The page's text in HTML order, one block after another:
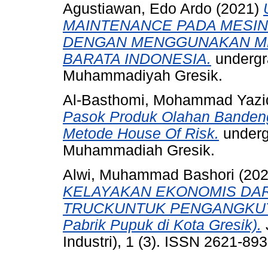
Agustiawan, Edo Ardo (2021)
MAINTENANCE PADA
DENGAN MENGGUNAKAN
BARATA INDONESIA.
Muhammadiyah Gresik.
Al-Basthomi, Mohammad
Pasok Produk Olahan
Metode House Of Risk.
Muhammadiah Gresik.
Alwi, Muhammad Bashori
KELAYAKAN EKONOMIS
TRUCKUNTUK
Pabrik Pupuk di Kota Gresik).
Industri), 1 (3). ISSN 2621-